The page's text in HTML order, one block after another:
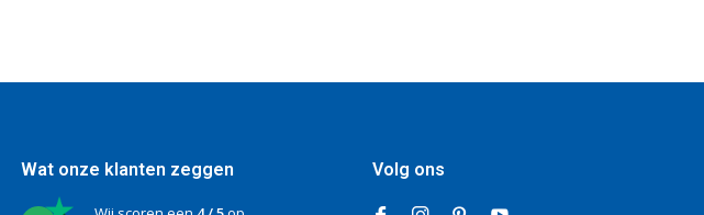
Wat onze klanten zeggen Volg ons